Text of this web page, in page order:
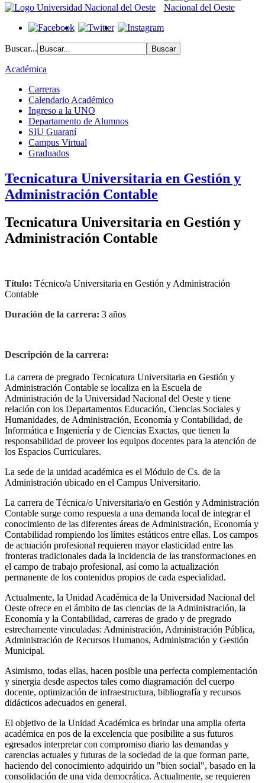
Buscar...
Académica
Carreras
Calendario Académico
Ingreso a la UNO
Departamento de Alumnos
SIU Guaraní
Campus Virtual
Graduados
Tecnicatura Universitaria en Gestión y
Administración Contable
Tecnicatura Universitaria en Gestión y
Administración Contable
Título: Técnico/a Universitaria en Gestión y Administración
Contable
Duración de la carrera: 3 años
Descripción de la carrera:
La carrera de pregrado Tecnicatura Universitaria en Gestión y
Administración Contable se localiza en la Escuela de
Administración de la Universidad Nacional del Oeste y tiene
relación con los Departamentos Educación, Ciencias Sociales y
Humanidades, de Administración, Economía y Contabilidad, de
Informática e Ingeniería y de Ciencias Exactas, que tienen la
responsabilidad de proveer los equipos docentes para la atención de
los Espacios Curriculares.
La sede de la unidad académica es el Módulo de Cs. de la
Administración ubicado en el Campus Universitario.
La carrera de Técnica/o Universitaria/o en Gestión y Administración
Contable surge como respuesta a una demanda local de integrar el
conocimiento de las diferentes áreas de Administración, Economía y
Contabilidad rompiendo los límites estáticos entre ellas. Los campos
de actuación profesional requieren mayor elasticidad entre las
fronteras tradicionales dada la incidencia de las transformaciones en
el campo de trabajo profesional, así como la actualización
permanente de los contenidos propios de cada especialidad.
Actualmente, la Unidad Académica de la Universidad Nacional del
Oeste ofrece en el ámbito de las ciencias de la Administración, la
Economía y la Contabilidad, carreras de grado y de pregrado
estrechamente vinculadas: Administración, Administración Pública,
Administración de Recursos Humanos, Administración y Gestión
Municipal.
Asimismo, todas ellas, hacen posible una perfecta complementación
y sinergia desde aspectos tales como diagramación del cuerpo
docente, optimización de infraestructura, bibliografía y recursos
didácticos adecuados en general.
El objetivo de la Unidad Académica es brindar una amplia oferta
académica en pos de la excelencia que posibilite a sus futuros
egresados interpretar con compromiso diario las demandas y
carencias actuales y futuras de la sociedad de la que forman parte,
haciendo del conocimiento adquirido un "bien social", basado en la
consolidación de una vida democrática. Actualmente, se requieren